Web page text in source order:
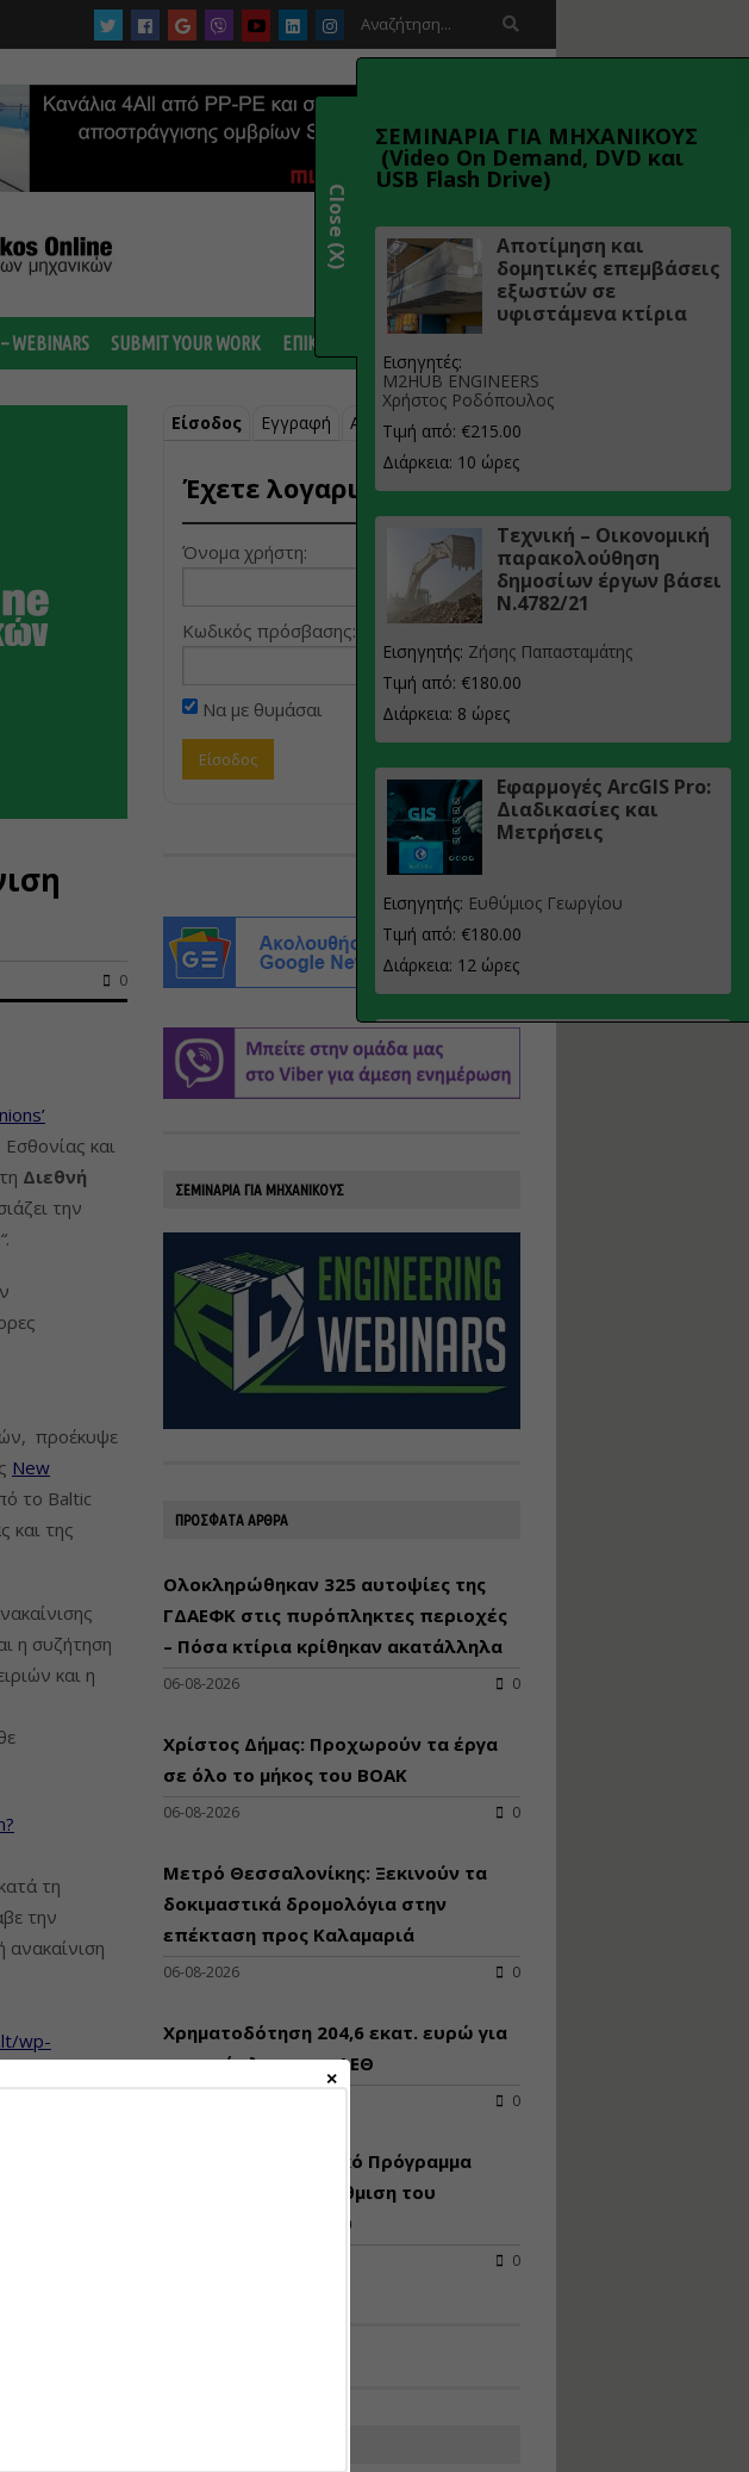

WEBINARS SUBMIT YOUR WORK ΕΠΙΚΟΙΝΩΝΙΑ
0
και
Διεθνή
την
.
προέκυψε
New
το Baltic
και της
η συζήτηση
και η
κατά τη
την
ανακαίνιση
wp-
Είσοδος Εγγραφή Ανάκτηση κωδικού
Έχετε λογαριασμό;
Όνομα χρήστη:
Κωδικός πρόσβασης:
Να με θυμάσαι
ΣΕΜΙΝΑΡΙΑ ΓΙΑ ΜΗΧΑΝΙΚΟΥΣ
ΠΡΟΣΦΑΤΑ ΑΡΘΡΑ
Ολοκληρώθηκαν 325 αυτοψίες της
ΓΔΑΕΦΚ στις πυρόπληκτες περιοχές
– Πόσα κτίρια κρίθηκαν ακατάλληλα
06-08-2026 0
Χρίστος Δήμας: Προχωρούν τα έργα
σε όλο το μήκος του ΒΟΑΚ
06-08-2026 0
Μετρό Θεσσαλονίκης: Ξεκινούν τα
δοκιμαστικά δρομολόγια στην
επέκταση προς Καλαμαριά
06-08-2026 0
Χρηματοδότηση 204,6 εκατ. ευρώ για
την ανάπλαση της ΔΕΘ
0
Χρ. Δήμας: Στο Εθνικό Πρόγραμμα
Ανάπτυξης η αναβάθμιση του
Αεροδρομίου Πάρου
0
ΣΕΜΙΝΑΡΙΑ ΓΙΑ ΜΗΧΑΝΙΚΟΥΣ
(Video On Demand, DVD και
USB Flash Drive)
Αποτίμηση και
δομητικές επεμβάσεις
εξωστών σε
υφιστάμενα κτίρια
Εισηγητές:
M2HUB ENGINEERS
Χρήστος Ροδόπουλος
Τιμή από: €215.00
Διάρκεια: 10 ώρες
Τεχνική – Οικονομική
παρακολούθηση
δημοσίων έργων βάσει
Ν.4782/21
Εισηγητής: Ζήσης Παπασταμάτης
Τιμή από: €180.00
Διάρκεια: 8 ώρες
Εφαρμογές ArcGIS Pro:
Διαδικασίες και
Μετρήσεις
Εισηγητής: Ευθύμιος Γεωργίου
Τιμή από: €180.00
Διάρκεια: 12 ώρες
υλοποίηση
φωτοβολταϊκών
Τιμή από: €230.00
Διάρκεια: 16 ώρες
Αρχιτεκτονικός
Σχεδιασμός με το
Rhinoceros
κατασκευή
κoλυμβητικής
υδατοδεξαμενής
Τιμή από: €230.00
Διάρκεια: 14 ώρες
Νικόλαος Σαρούκος
Close (X)